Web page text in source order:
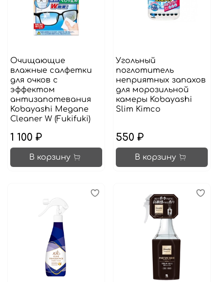
Очищающие
влажные салфетки
для очков с
эффектом
антизапотевания
Kobayashi Megane
Cleaner W (Fukifuki)
1 100 ₽
В корзину
Угольный
поглотитель
неприятных запахов
для морозильной
камеры Kobayashi
Slim Kimco
550 ₽
В корзину